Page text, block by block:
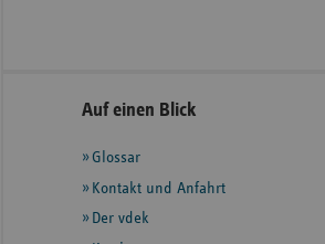
Seitennavigation
Seitenleiste
weiteren
Informationen
Auf einen Blick
Glossar
Kontakt und Anfahrt
Der vdek